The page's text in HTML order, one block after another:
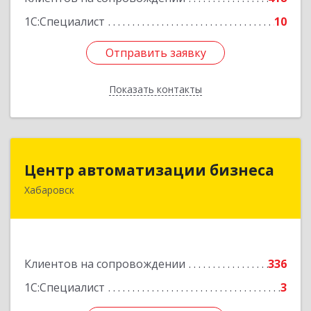
1С:Специалист
10
Отправить заявку
Показать контакты
Отправить заявку
Назад
Центр автоматизации бизнеса
Хабаровск
Клиентов на сопровождении
336
1С:Специалист
3
Центр автоматизации бизнеса
680030, Хабаровский край, Хабаровск г, Ленина